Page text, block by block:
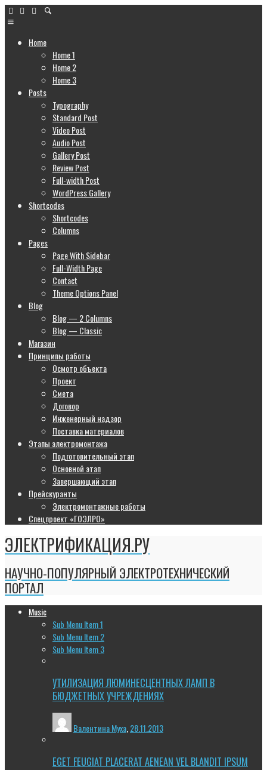
Home
Home 1
Home 2
Home 3
Posts
Typography
Standard Post
Video Post
Audio Post
Gallery Post
Review Post
Full-width Post
WordPress Gallery
Shortcodes
Shortcodes
Columns
Pages
Page With Sidebar
Full-Width Page
Contact
Theme Options Panel
Blog
Blog — 2 Columns
Blog — Classic
Магазин
Принципы работы
Осмотр объекта
Проект
Смета
Договор
Инженерный надзор
Поставка материалов
Этапы электромонтажа
Подготовительный этап
Основной этап
Завершающий этап
Прейскуранты
Электромонтажные работы
Спецпроект «ГОЭЛРО»
ЭЛЕКТРИФИКАЦИЯ.РУ
НАУЧНО-ПОПУЛЯРНЫЙ ЭЛЕКТРОТЕХНИЧЕСКИЙ
ПОРТАЛ
Music
Sub Menu Item 1
Sub Menu Item 2
Sub Menu Item 3
УТИЛИЗАЦИЯ ЛЮМИНЕСЦЕНТНЫХ ЛАМП В
БЮДЖЕТНЫХ УЧРЕЖДЕНИЯХ
Валентина Муха 28.11.2013
EGET FEUGIAT PLACERAT AENEAN VEL BLANDIT IPSUM